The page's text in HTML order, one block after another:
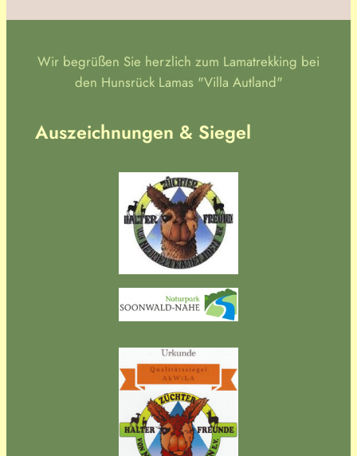
Wir begrüßen Sie herzlich zum Lamatrekking bei
den Hunsrück Lamas "Villa Autland"
Auszeichnungen & Siegel